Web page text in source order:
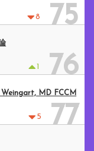
8 75
1 76
5 77
MD FCCM